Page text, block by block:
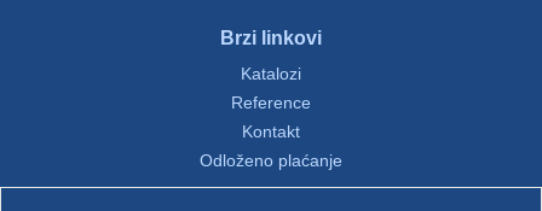
Brzi linkovi
Katalozi
Reference
Kontakt
Odloženo plaćanje